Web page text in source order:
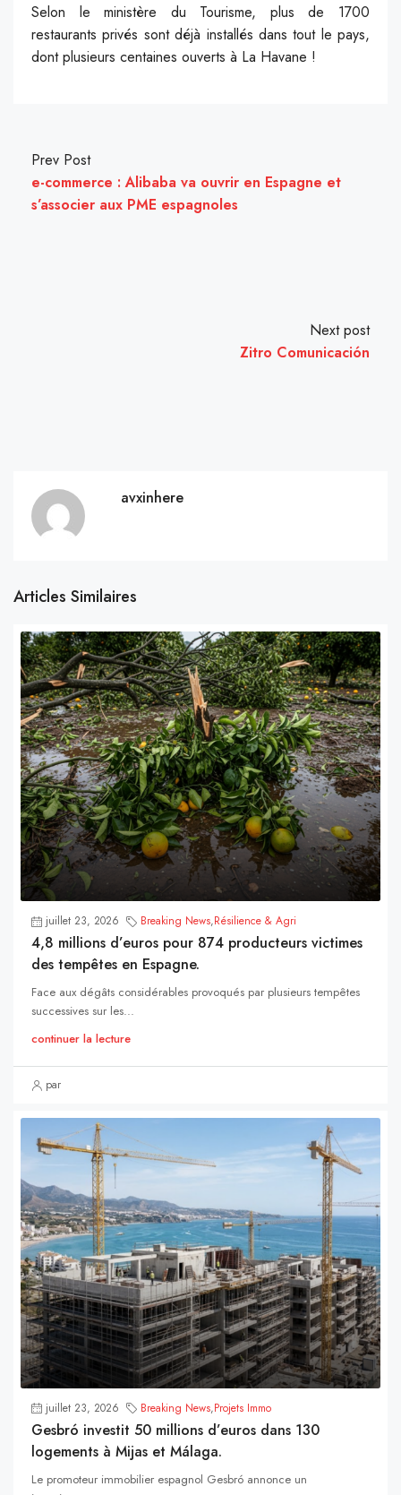
Selon le ministère du Tourisme, plus de 1700
restaurants privés sont déjà installés dans tout le pays,
dont plusieurs centaines ouverts à La Havane !
Prev Post
e-commerce : Alibaba va ouvrir en Espagne et
s’associer aux PME espagnoles
Next post
Zitro Comunicación
avxinhere
Articles Similaires
juillet 23, 2026 Breaking News,Résilience & Agri
4,8 millions d’euros pour 874 producteurs victimes
des tempêtes en Espagne.
Face aux dégâts considérables provoqués par plusieurs tempêtes
successives sur les...
continuer la lecture
par
juillet 23, 2026 Breaking News,Projets Immo
Gesbró investit 50 millions d’euros dans 130
logements à Mijas et Málaga.
Le promoteur immobilier espagnol Gesbró annonce un